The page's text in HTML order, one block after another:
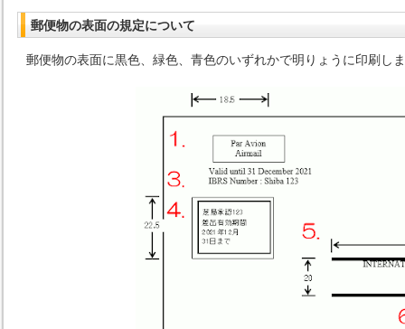
郵便物の表面の規定について
郵便物の表面に黒色、緑色、青色のいずれかで明りょうに印刷し